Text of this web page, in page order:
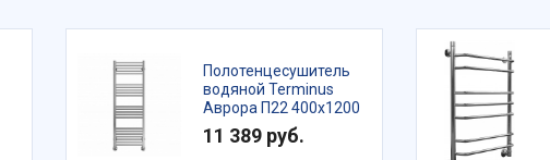
Полотенцесушитель
водяной Terminus
Аврора П22 400х1200
11 389 руб.